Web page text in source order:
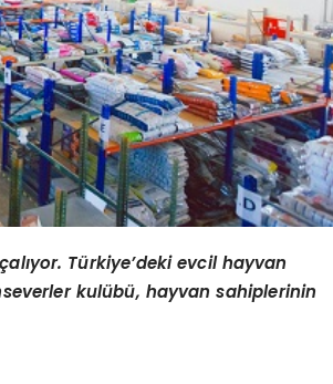
Türkiye’deki evcil hayvan
kulübü, hayvan sahiplerinin